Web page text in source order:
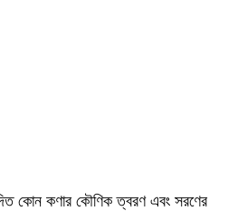
কোন কণার কৌণিক ত্বরণ এবং সরণের